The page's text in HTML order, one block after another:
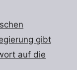
gibt
auf die